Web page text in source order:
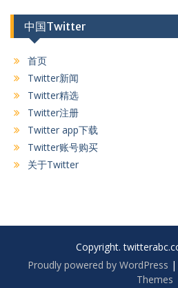
中国Twitter
首页
Twitter新闻
Twitter精选
Twitter注册
Twitter app下载
Twitter账号购买
关于Twitter
Copyright.
Proudly powered by WordPress |
Themes